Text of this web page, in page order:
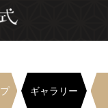
神社婚ポータルサイト
ギャラリー